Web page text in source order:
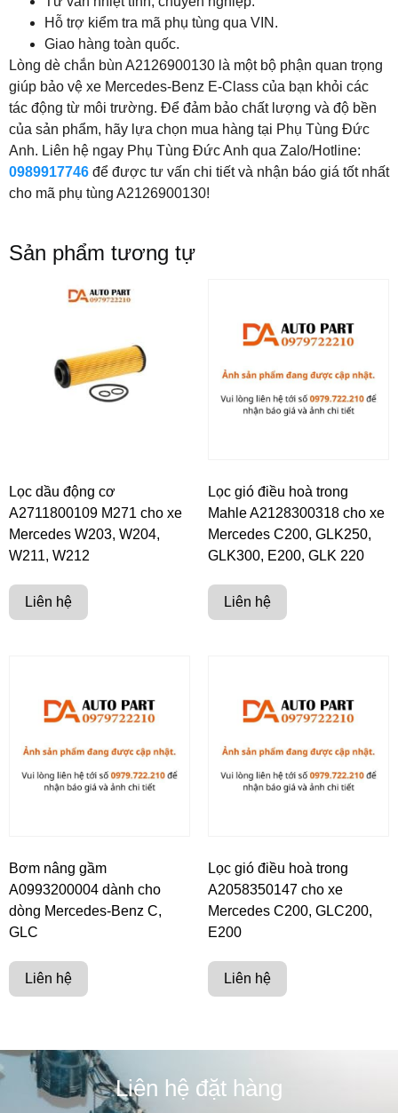
Hỗ trợ kiểm tra mã phụ tùng qua VIN.
Giao hàng toàn quốc.
Lòng dè chắn bùn A2126900130 là một bộ phận quan trọng
giúp bảo vệ xe Mercedes-Benz E-Class của bạn khỏi các
tác động từ môi trường. Để đảm bảo chất lượng và độ bền
của sản phẩm, hãy lựa chọn mua hàng tại Phụ Tùng Đức
Anh. Liên hệ ngay Phụ Tùng Đức Anh qua Zalo/Hotline:
0989917746 để được tư vấn chi tiết và nhận báo giá tốt nhất
cho mã phụ tùng A2126900130!
Sản phẩm tương tự
Lọc dầu động cơ
A2711800109 M271 cho xe
Mercedes W203, W204,
W211, W212
Liên hệ
Lọc gió điều hoà trong
Mahle A2128300318 cho xe
Mercedes C200, GLK250,
GLK300, E200, GLK 220
Liên hệ
Bơm nâng gầm
A0993200004 dành cho
dòng Mercedes-Benz C,
GLC
Liên hệ
Lọc gió điều hoà trong
A2058350147 cho xe
Mercedes C200, GLC200,
E200
Liên hệ
Liên hệ đặt hàng